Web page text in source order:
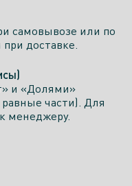
самовывозе или по
доставке.
и «Долями»
части). Для
менеджеру.